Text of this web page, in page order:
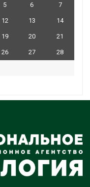
5 6 7
12 13 14
19 20 21
26 27 28